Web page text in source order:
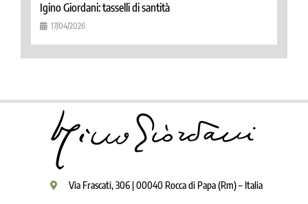
Igino Giordani: tasselli di santità
17/04/2026
Via Frascati, 306 | 00040 Rocca di Papa (Rm) – Italia